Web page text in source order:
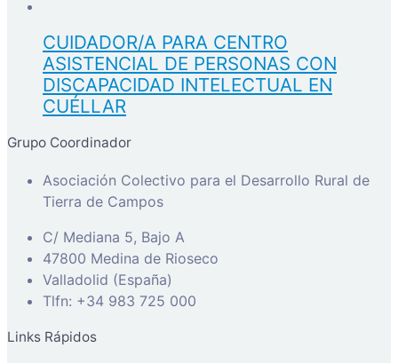
CUIDADOR/A PARA CENTRO
ASISTENCIAL DE PERSONAS CON
DISCAPACIDAD INTELECTUAL EN
CUÉLLAR
Grupo Coordinador
Asociación Colectivo para el Desarrollo Rural de
Tierra de Campos
C/ Mediana 5, Bajo A
47800 Medina de Rioseco
Valladolid (España)
Tlfn: +34 983 725 000
Links Rápidos